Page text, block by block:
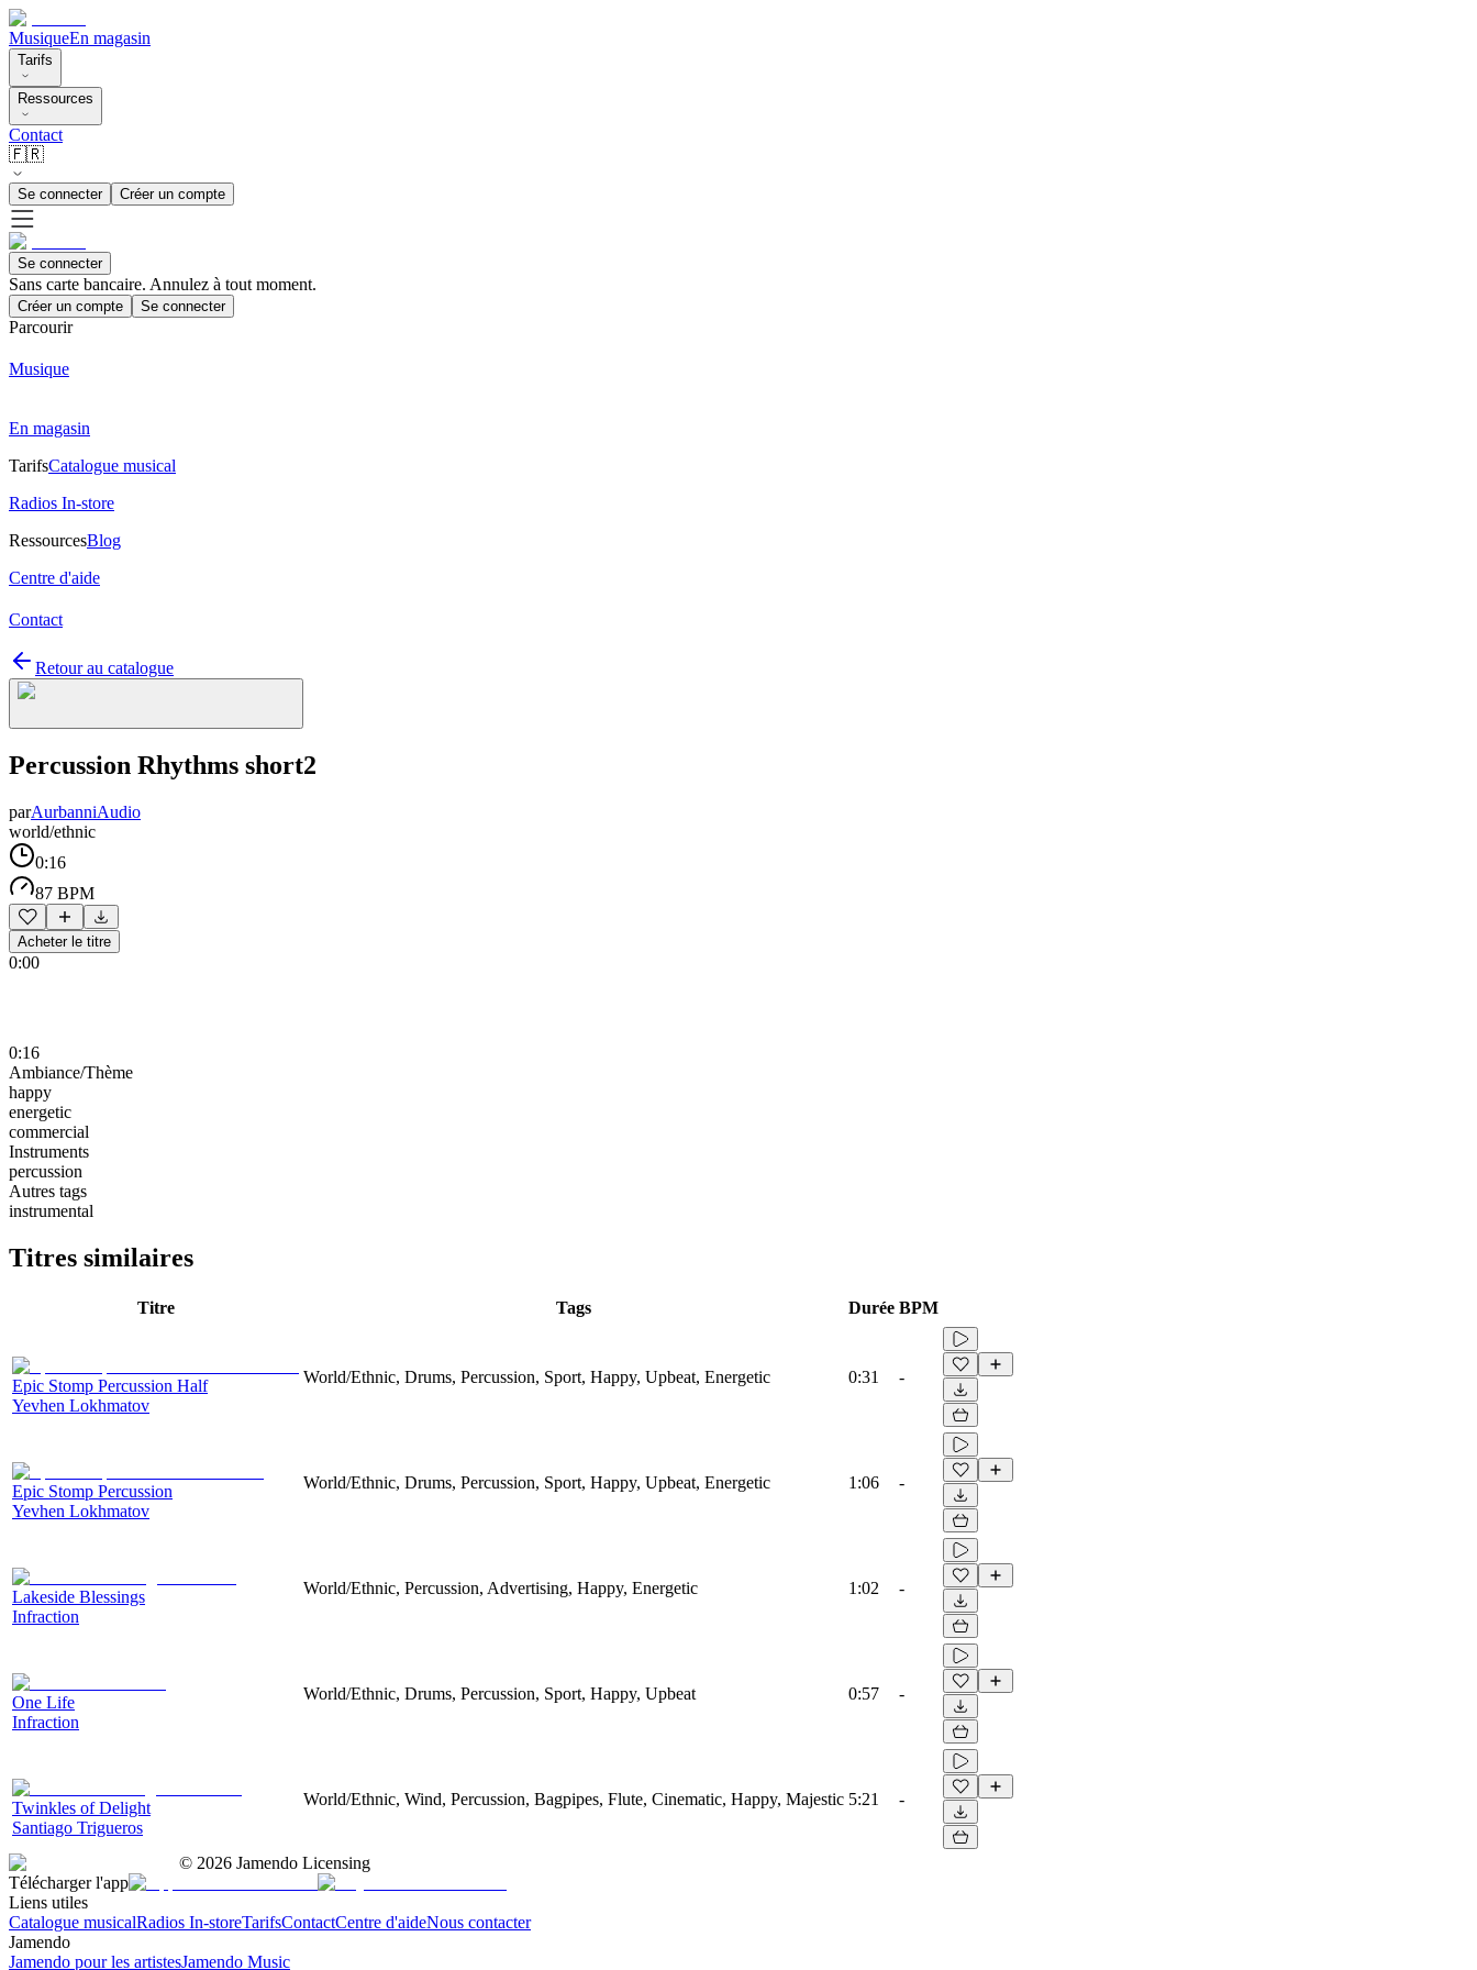
MusiqueEn magasin
Tarifs
Ressources
Contact
🇫🇷
Se connecter Créer un compte
Se connecter
Sans carte bancaire. Annulez à tout moment.
Créer un compte Se connecter
Parcourir
Musique
En magasin
TarifsCatalogue musical
Radios In-store
RessourcesBlog
Centre d'aide
Contact
Retour au catalogue
Percussion Rhythms short2
parAurbanniAudio
world/ethnic
0:16
87 BPM
Acheter le titre
0:00
0:16
Ambiance/Thème
happy
energetic
commercial
Instruments
percussion
Autres tags
instrumental
Titres similaires
Titre Tags Durée BPM
Epic Stomp Percussion Half
Yevhen Lokhmatov
World/Ethnic, Drums, Percussion, Sport, Happy, Upbeat, Energetic 0:31 -
Epic Stomp Percussion
Yevhen Lokhmatov
World/Ethnic, Drums, Percussion, Sport, Happy, Upbeat, Energetic 1:06 -
Lakeside Blessings
Infraction
World/Ethnic, Percussion, Advertising, Happy, Energetic 1:02 -
One Life
Infraction
World/Ethnic, Drums, Percussion, Sport, Happy, Upbeat 0:57 -
Twinkles of Delight
Santiago Trigueros
World/Ethnic, Wind, Percussion, Bagpipes, Flute, Cinematic, Happy, Majestic 5:21 -
© 2026 Jamendo Licensing
Télécharger l'app
Liens utiles
Catalogue musicalRadios In-storeTarifsContactCentre d'aideNous contacter
Jamendo
Jamendo pour les artistesJamendo Music